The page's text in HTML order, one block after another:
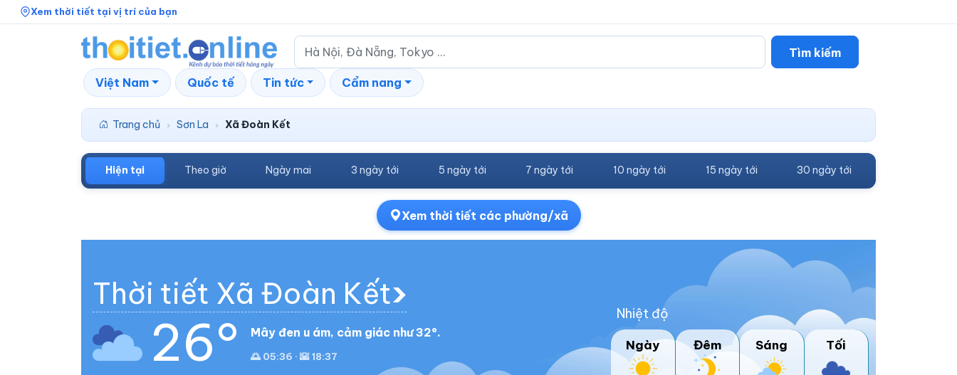
Xem thời tiết tại vị trí của bạn
Tìm kiếm
Việt Nam Quốc tế Tin tức Cẩm nang
Trang chủ › Sơn La › Xã Đoàn Kết
Hiện tại Theo giờ Ngày mai 3 ngày tới 5 ngày tới 7 ngày tới 10 ngày tới 15 ngày tới 30 ngày tới
Xem thời tiết các phường/xã
Thời tiết Xã Đoàn Kết
26° Mây đen u ám, cảm giác như 32°.
🌅 05:36 · 🌇 18:37
Nhiệt độ
Ngày Đêm Sáng Tối